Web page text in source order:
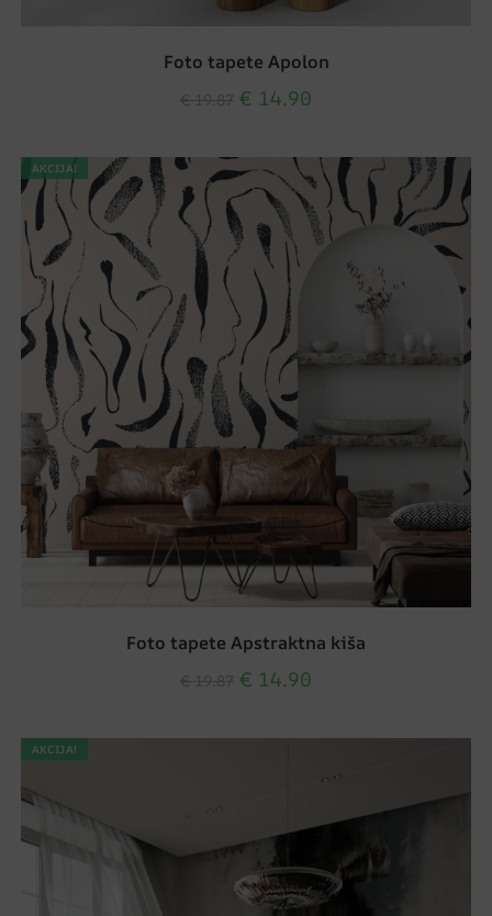
Foto tapete Apolon
€ 14.90
AKCIJA!
Foto tapete Apstraktna kiša
€ 14.90
AKCIJA!